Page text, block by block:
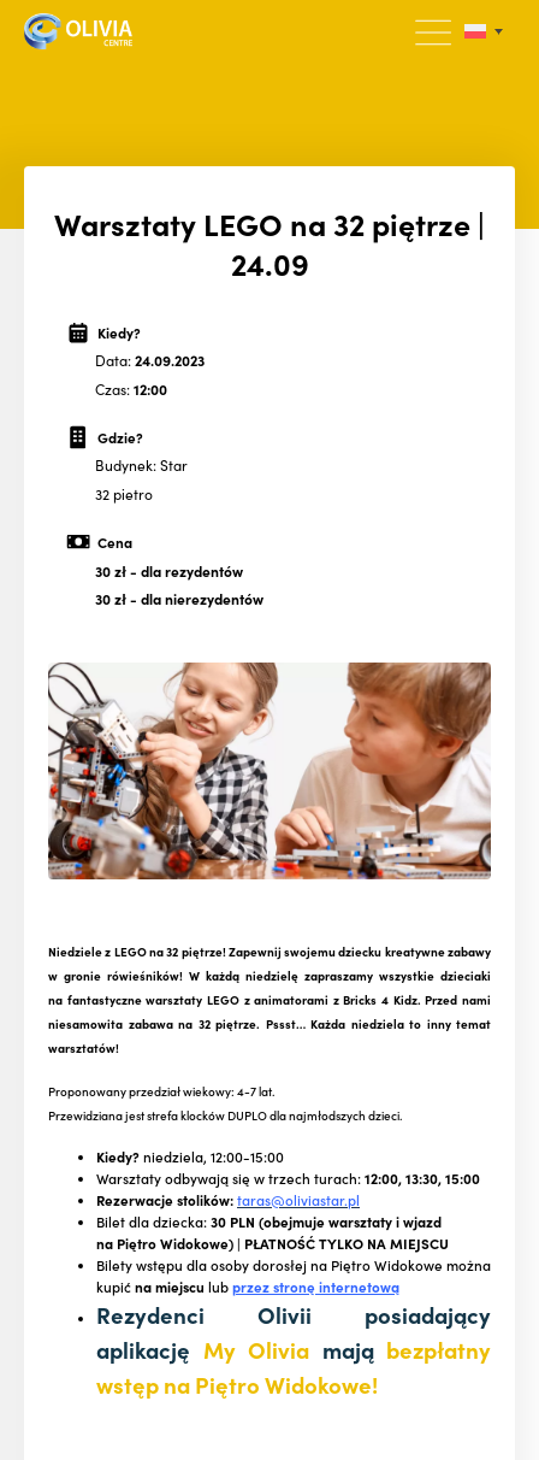
Warsztaty LEGO na 32 piętrze |
24.09
Kiedy?
Data:24.09.2023
Czas:12:00
Gdzie?
Budynek: Star
32 pietro
Cena
30 zł- dla rezydentów
30 zł- dla nierezydentów
Niedziele z LEGO na 32 piętrze! Zapewnij swojemu dziecku kreatywne zabawy
w gronie rówieśników! W każdą niedzielę zapraszamy wszystkie dzieciaki
na fantastyczne warsztaty LEGO z animatorami z Bricks 4 Kidz. Przed nami
niesamowita zabawa na 32 piętrze. Pssst… Każda niedziela to inny temat
warsztatów!
Proponowany przedział wiekowy: 4-7 lat.
Przewidziana jest strefa klocków DUPLO dla najmłodszych dzieci.
Kiedy?niedziela, 12:00-15:00
Warsztaty odbywają się w trzech turach:12:00, 13:30, 15:00
Rezerwacje stolików:taras@oliviastar.pl
Bilet dla dziecka:30 PLN (obejmuje warsztaty i wjazd
na Piętro Widokowe) | PŁATNOŚĆ TYLKO NA MIEJSCU
Bilety wstępu dla osoby dorosłej na Piętro Widokowe można
kupićna miejscu lubprzez stronę internetową
Rezydenci Olivii posiadający
aplikację My Olivia mają bezpłatny
wstęp na Piętro Widokowe!